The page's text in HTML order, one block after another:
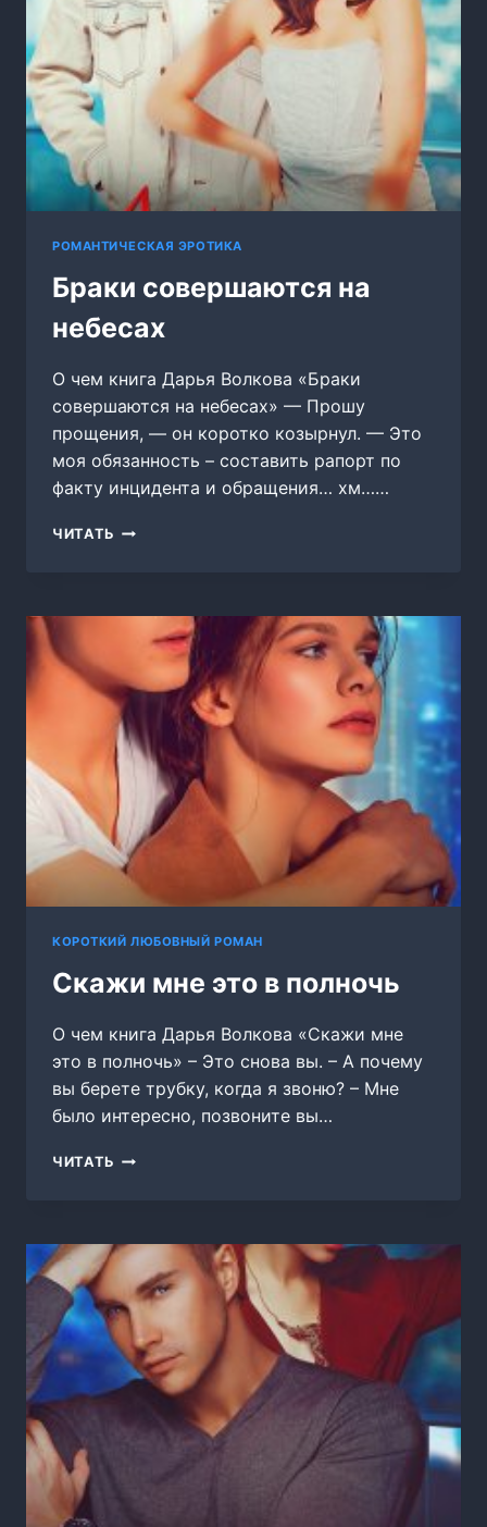
РОМАНТИЧЕСКАЯ ЭРОТИКА
Браки совершаются на
небесах
О чем книга Дарья Волкова «Браки
совершаются на небесах» — Прошу
прощения, — он коротко козырнул. — Это
моя обязанность – составить рапорт по
факту инцидента и обращения… хм……
ЧИТАТЬ БРАКИ
КОРОТКИЙ ЛЮБОВНЫЙ РОМАН
Скажи мне это в полночь
О чем книга Дарья Волкова «Скажи мне
это в полночь» – Это снова вы. – А почему
вы берете трубку, когда я звоню? – Мне
было интересно, позвоните вы…
ЧИТАТЬ СКАЖИ
ПОЛНОЧЬ